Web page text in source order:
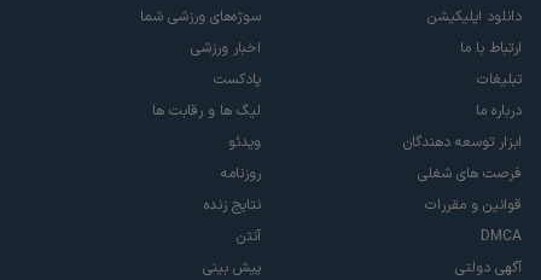
دانلود اپلیکیشن
ارتباط با ما
تبلیغات
درباره ما
ابزار توسعه دهندگان
فرصت های شغلی
قوانین و مقررات
DMCA
آگهی دولتی
سوژه‌های ورزشی شما
اخبار ورزشی
پادکست
لیگ ها و رقابت ها
ویدئو
روزنامه
نتایج زنده
آنتن
پیش بینی